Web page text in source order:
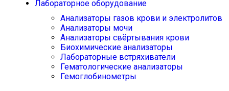
Лабораторное оборудование
Анализаторы газов крови и электролитов
Анализаторы мочи
Анализаторы свёртывания крови
Биохимические анализаторы
Лабораторные встряхиватели
Гематологические анализаторы
Гемоглобинометры